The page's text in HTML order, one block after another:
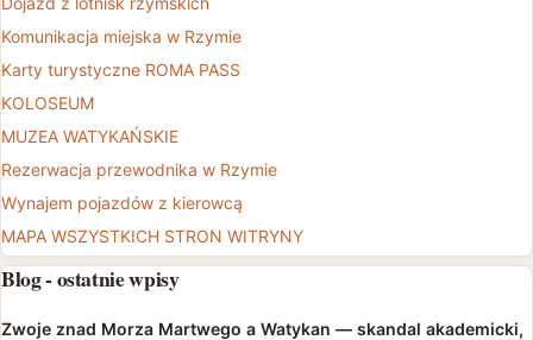
Komunikacja miejska w Rzymie
Karty turystyczne ROMA PASS
KOLOSEUM
MUZEA WATYKAŃSKIE
Rezerwacja przewodnika w Rzymie
Wynajem pojazdów z kierowcą
MAPA WSZYSTKICH STRON WITRYNY
Blog - ostatnie wpisy
Zwoje znad Morza Martwego a Watykan — skandal akademicki,